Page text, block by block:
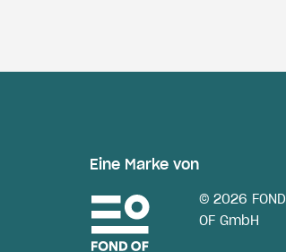
Eine Marke von
© 2026 FOND
OF GmbH